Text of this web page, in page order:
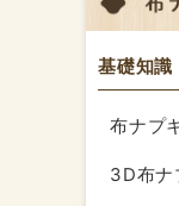
基礎知識
布ナプ
3D布ナ